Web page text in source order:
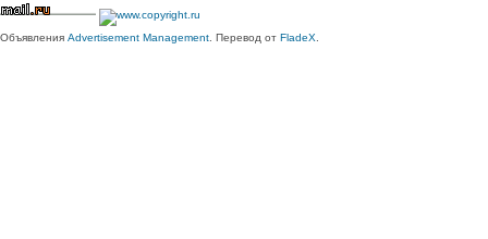
Объявления Advertisement Management . Перевод от FladeX